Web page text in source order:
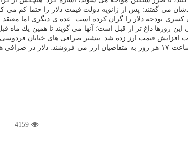
می گفتند: پس از ژانویه دولت قیمت دلار را حتما كم می
كسری بودجه دلار را گران كرده است. عده ی دیگری اما
روزها داغ تر از قبل است؛ آنها می گویند تا همین یك
4159